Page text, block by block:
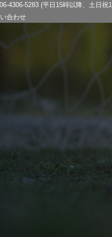
06-4306-5283 (平日15時以降、土
合わせ